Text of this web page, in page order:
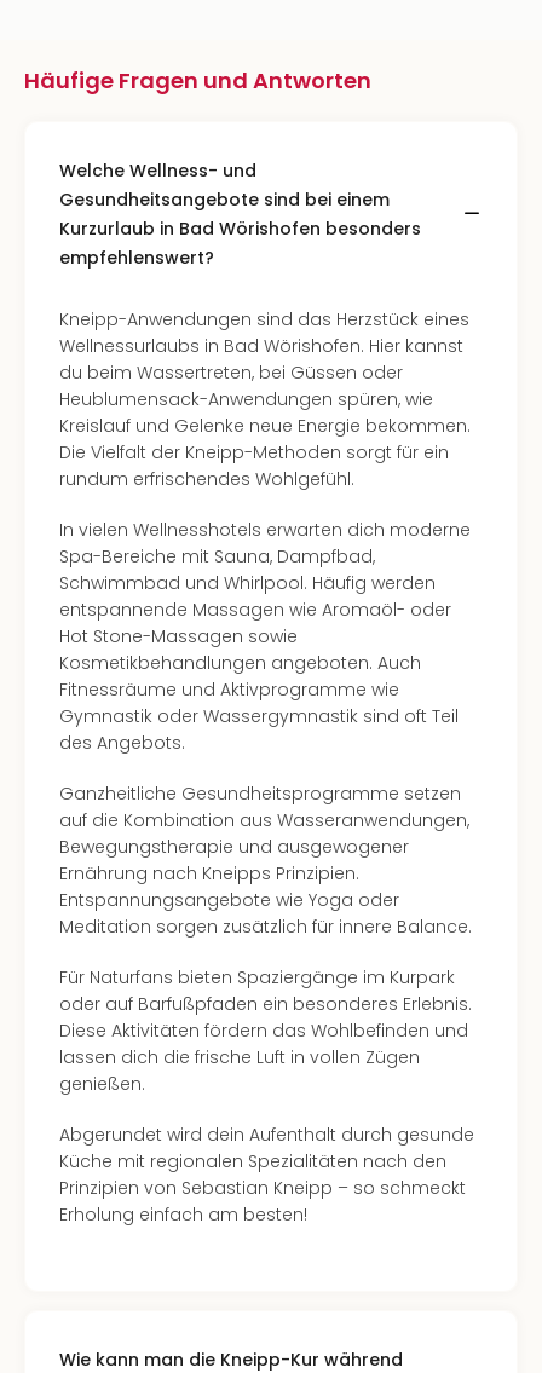
Häufige Fragen und Antworten
Welche Wellness- und
Gesundheitsangebote sind bei einem
Kurzurlaub in Bad Wörishofen besonders
empfehlenswert?
Kneipp-Anwendungen sind das Herzstück eines
Wellnessurlaubs in Bad Wörishofen. Hier kannst
du beim Wassertreten, bei Güssen oder
Heublumensack-Anwendungen spüren, wie
Kreislauf und Gelenke neue Energie bekommen.
Die Vielfalt der Kneipp-Methoden sorgt für ein
rundum erfrischendes Wohlgefühl.
In vielen Wellnesshotels erwarten dich moderne
Spa-Bereiche mit Sauna, Dampfbad,
Schwimmbad und Whirlpool. Häufig werden
entspannende Massagen wie Aromaöl- oder
Hot Stone-Massagen sowie
Kosmetikbehandlungen angeboten. Auch
Fitnessräume und Aktivprogramme wie
Gymnastik oder Wassergymnastik sind oft Teil
des Angebots.
Ganzheitliche Gesundheitsprogramme setzen
auf die Kombination aus Wasseranwendungen,
Bewegungstherapie und ausgewogener
Ernährung nach Kneipps Prinzipien.
Entspannungsangebote wie Yoga oder
Meditation sorgen zusätzlich für innere Balance.
Für Naturfans bieten Spaziergänge im Kurpark
oder auf Barfußpfaden ein besonderes Erlebnis.
Diese Aktivitäten fördern das Wohlbefinden und
lassen dich die frische Luft in vollen Zügen
genießen.
Abgerundet wird dein Aufenthalt durch gesunde
Küche mit regionalen Spezialitäten nach den
Prinzipien von Sebastian Kneipp – so schmeckt
Erholung einfach am besten!
Wie kann man die Kneipp-Kur während